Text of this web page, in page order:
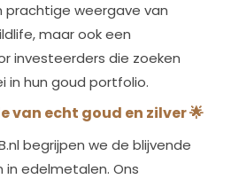
prachtige weergave van
maar ook een
investeerders die zoeken
in hun goud portfolio.
van echt goud en zilver🌟
begrijpen we de blijvende
edelmetalen. Ons